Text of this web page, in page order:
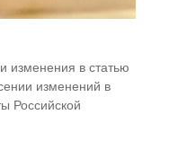
изменения в статью
изменений в
Российской